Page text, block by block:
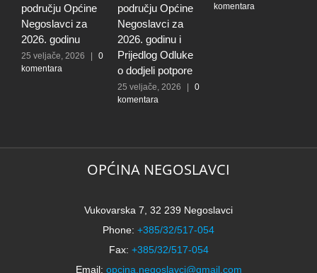
području Općine
Negoslavci za
2026. godinu
25 veljače, 2026
0
komentara
području Općine
Negoslavci za
2026. godinu i
Prijedlog Odluke
o dodjeli potpore
25 veljače, 2026
0
komentara
komentara
OPĆINA NEGOSLAVCI
Vukovarska 7, 32 239 Negoslavci
Phone: +385/32/517-054
Fax: +385/32/517-054
Email: opcina.negoslavci@gmail.com